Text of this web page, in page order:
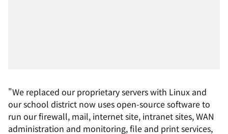
"We replaced our proprietary servers with Linux and
our school district now uses open-source software to
run our firewall, mail, internet site, intranet sites, WAN
administration and monitoring, file and print services,